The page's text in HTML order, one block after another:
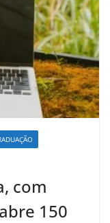
com
150